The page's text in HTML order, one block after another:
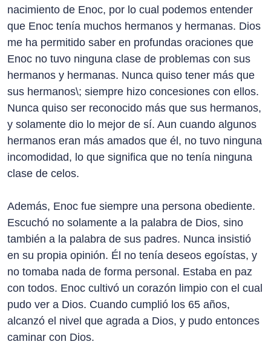
nacimiento de Enoc, por lo cual podemos entender
que Enoc tenía muchos hermanos y hermanas. Dios
me ha permitido saber en profundas oraciones que
Enoc no tuvo ninguna clase de problemas con sus
hermanos y hermanas. Nunca quiso tener más que
sus hermanos\; siempre hizo concesiones con ellos.
Nunca quiso ser reconocido más que sus hermanos,
y solamente dio lo mejor de sí. Aun cuando algunos
hermanos eran más amados que él, no tuvo ninguna
incomodidad, lo que significa que no tenía ninguna
clase de celos.
Además, Enoc fue siempre una persona obediente.
Escuchó no solamente a la palabra de Dios, sino
también a la palabra de sus padres. Nunca insistió
en su propia opinión. Él no tenía deseos egoístas, y
no tomaba nada de forma personal. Estaba en paz
con todos. Enoc cultivó un corazón limpio con el cual
pudo ver a Dios. Cuando cumplió los 65 años,
alcanzó el nivel que agrada a Dios, y pudo entonces
caminar con Dios.